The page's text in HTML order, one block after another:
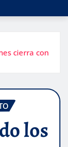
cierra con
los